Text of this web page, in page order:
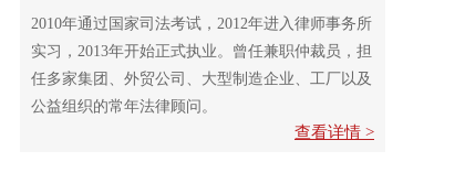
2010年通过国家司法考试，2012年进入律师事务所
实习，2013年开始正式执业。曾任兼职仲裁员，担
任多家集团、外贸公司、大型制造企业、工厂以及
公益组织的常年法律顾问。
查看详情 >